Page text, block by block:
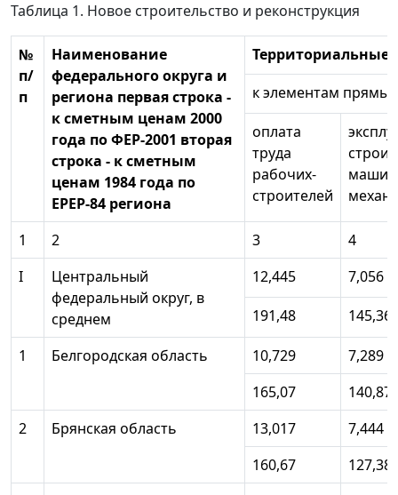
Таблица 1. Новое строительство и реконструкция
№
п/
п
Наименование
федерального округа и
региона первая строка -
к сметным ценам 2000
года по ФЕР-2001 вторая
строка - к сметным
ценам 1984 года по
ЕРЕР-84 региона
к элементам
оплата
труда
рабочих-
строителей
1 2 3
4
I
Центральный
федеральный округ, в
среднем
12,445
7,056
191,48
145,36
1 Белгородская область 10,729
7,289
165,07
140,87
2
Брянская область 13,017
7,444
160,67
127,38